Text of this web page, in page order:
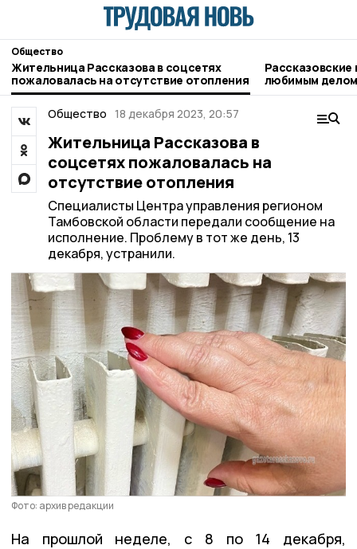
Общество
Жительница Рассказова в соцсетях
пожаловалась на отсутствие отопления
любимым делом
Общество 18 декабря 2023, 20:57
Жительница Рассказова в
соцсетях пожаловалась на
отсутствие отопления
Специалисты Центра управления регионом
Тамбовской области передали сообщение на
исполнение. Проблему в тот же день, 13
декабря, устранили.
Фото: архив редакции
На прошлой неделе, с 8 по 14 декабря,